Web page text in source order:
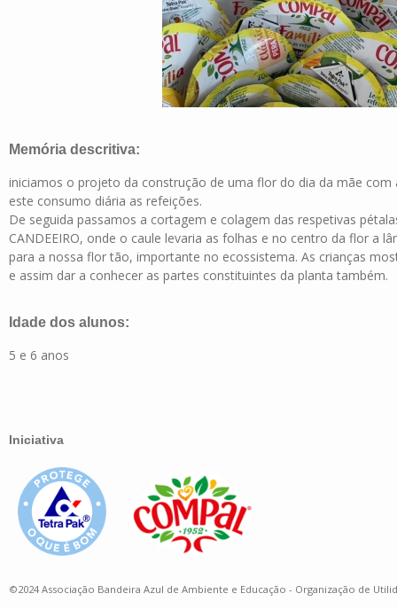
Memória descritiva:
iniciamos o projeto da construção de uma flor do dia da mãe
este consumo diária as refeições.
De seguida passamos a cortagem e colagem das respetivas
CANDEEIRO, onde o caule levaria as folhas e no centro da flor a
para a nossa flor tão, importante no ecossistema. As crianças
e assim dar a conhecer as partes constituintes da planta também.
Idade dos alunos:
5 e 6 anos
Iniciativa
©2024 Associação Bandeira Azul de Ambiente e Educação - Organização de